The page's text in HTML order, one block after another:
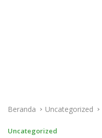
Beranda Uncategorized
Uncategorized